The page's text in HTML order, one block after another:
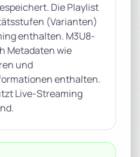
Die Playlist
(Varianten)
enthalten. M3U8-
Metadaten wie
und
enthalten.
Live-Streaming